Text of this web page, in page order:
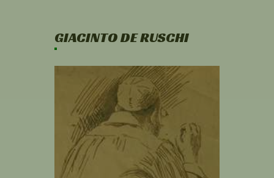
GIACINTO DE RUSCHI